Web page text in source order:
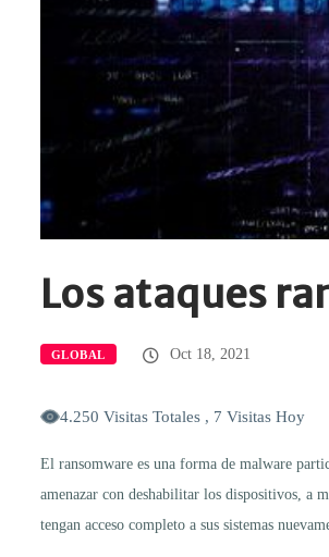
Los ataques
GLOBAL Oct 18, 2021
4.250 Visitas Totales , 7 Visitas Hoy
El ransomware es una forma de malware
amenazar con deshabilitar los dispositivos, a
tengan acceso completo a sus sistemas